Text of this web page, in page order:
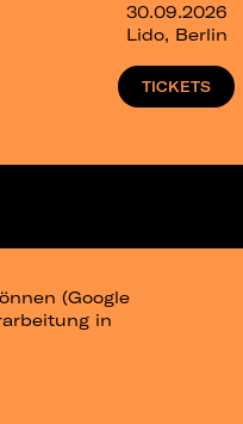
30.09.2026
Lido, Berlin
TICKETS
(Google
in